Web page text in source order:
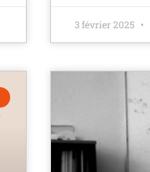
3 février 2025